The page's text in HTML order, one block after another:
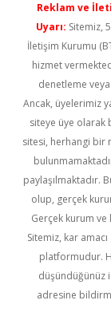
Reklam ve
Uyarı: Sitemiz,
İletişim Kurumu
hizmet
denetleme
Ancak, üyelerimiz
siteye üye olarak
sitesi, herhangi bir
paylaşılmaktadır.
olup, gerçek
Gerçek kurum
Sitemiz, kar
platformudur.
düşündüğünüz
adresine